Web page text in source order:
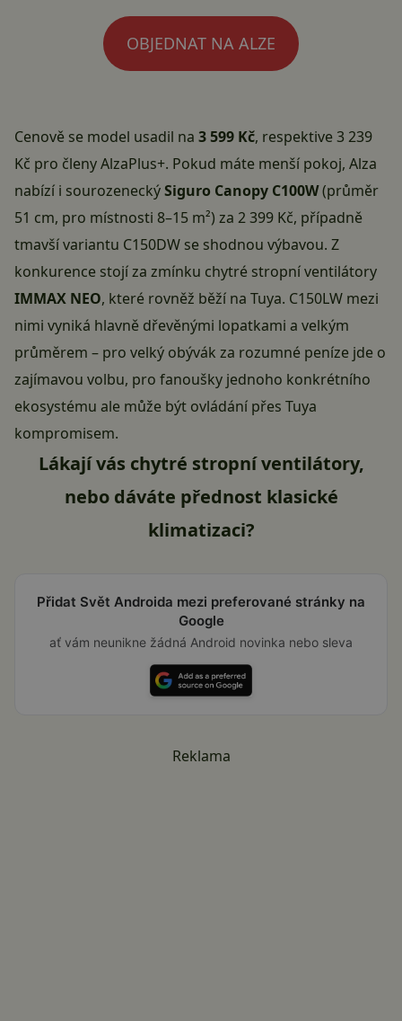
OBJEDNAT NA ALZE
Cenově se model usadil na 3 599 Kč, respektive 3 239
Kč pro členy AlzaPlus+. Pokud máte menší pokoj, Alza
nabízí i sourozeneckýSiguro Canopy C100W(průměr
51 cm, pro místnosti 8–15 m²) za 2 399 Kč, případně
tmavší variantu C150DW se shodnou výbavou. Z
konkurence stojí za zmínku chytré stropní ventilátory
IMMAX NEO, které rovněž běží na Tuya. C150LW mezi
nimi vyniká hlavně dřevěnými lopatkami a velkým
průměrem – pro velký obývák za rozumné peníze jde o
zajímavou volbu, pro fanoušky jednoho konkrétního
ekosystému ale může být ovládání přes Tuya
kompromisem.
Lákají vás chytré stropní ventilátory,
nebo dáváte přednost klasické
klimatizaci?
Přidat Svět Androida mezi preferované stránky na
Google
ať vám neunikne žádná Android novinka nebo sleva
Reklama